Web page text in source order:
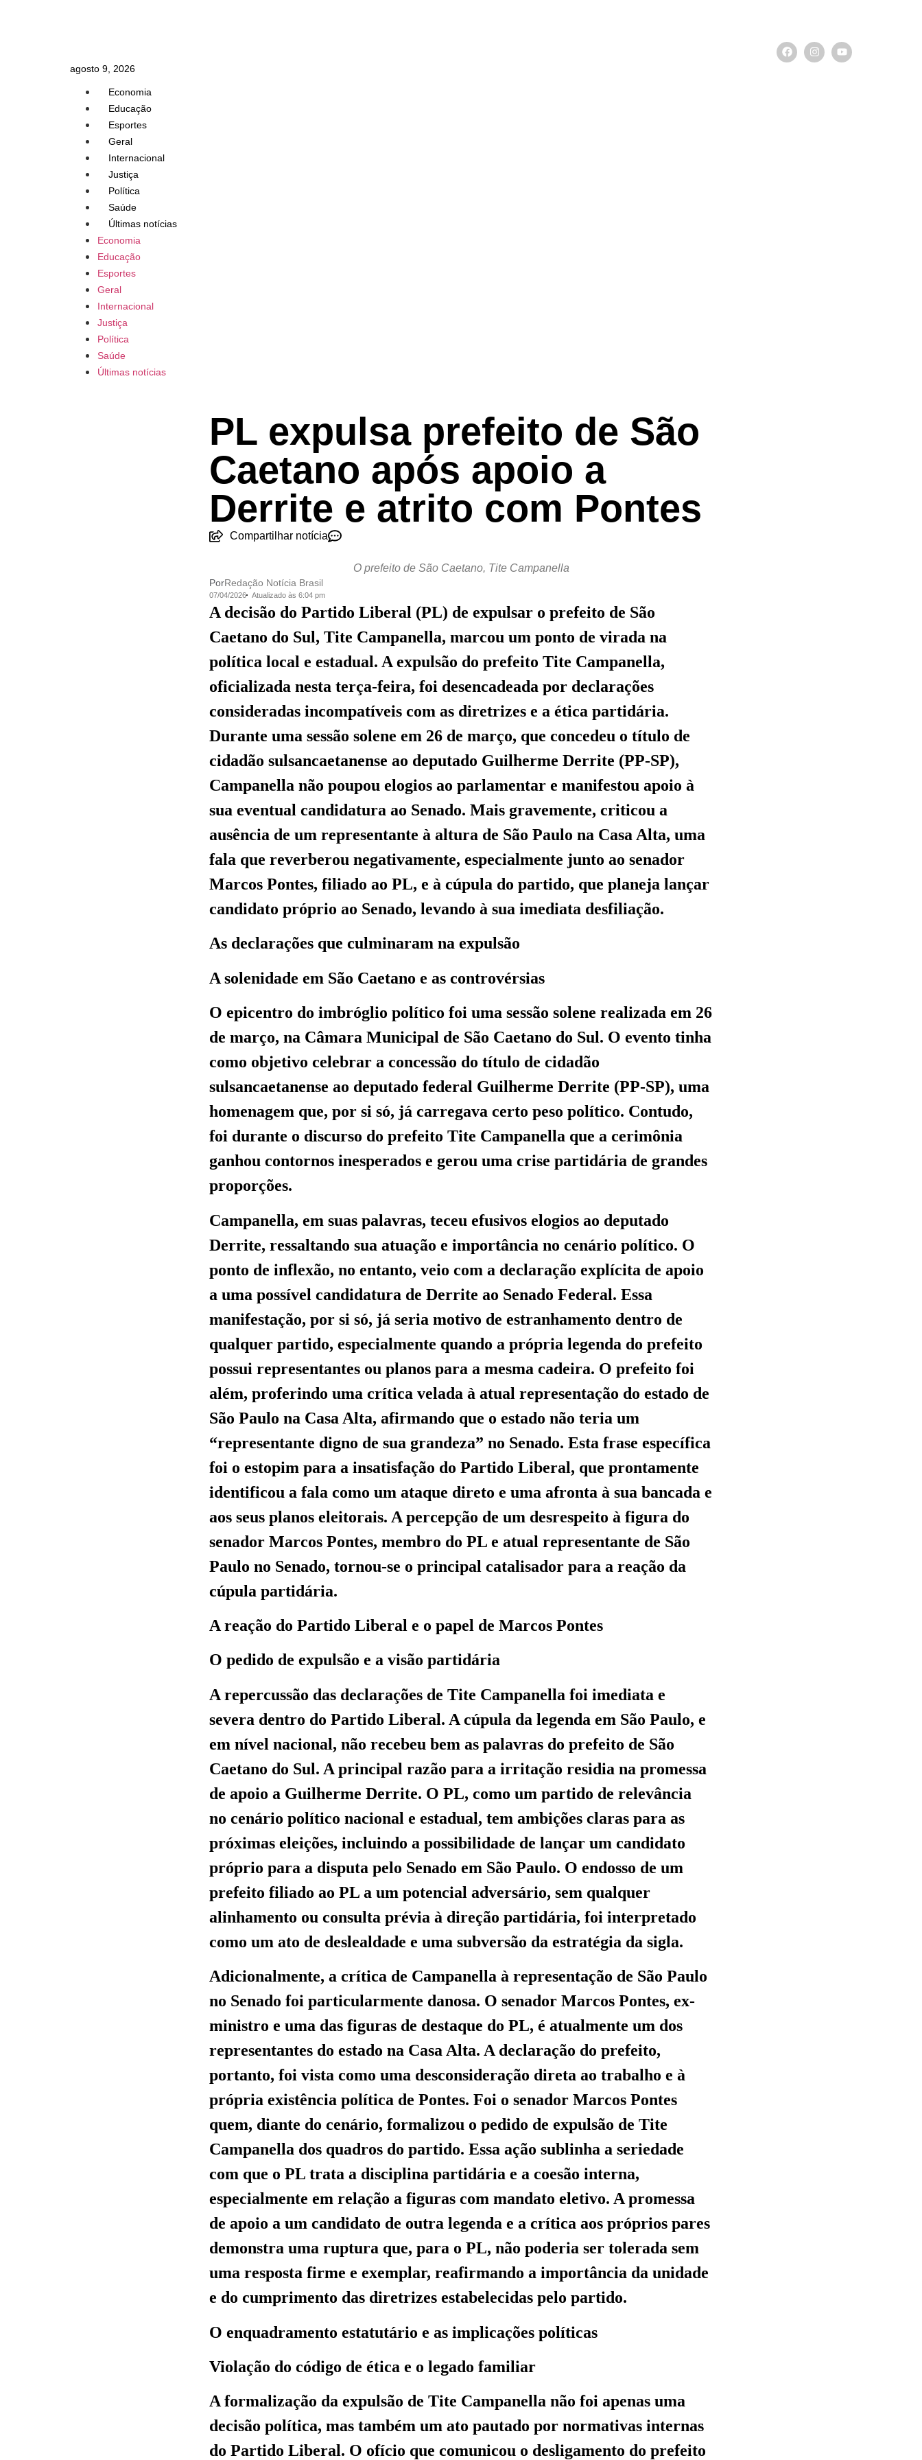
agosto 9, 2026
Economia
Educação
Esportes
Geral
Internacional
Justiça
Política
Saúde
Últimas notícias
Economia
Educação
Esportes
Geral
Internacional
Justiça
Política
Saúde
Últimas notícias
PL expulsa prefeito de São
Caetano após apoio a
Derrite e atrito com Pontes
Compartilhar notícia
O prefeito de São Caetano, Tite Campanella
PorRedação Notícia Brasil
07/04/2026 Atualizado às 6:04 pm
A decisão do Partido Liberal (PL) de expulsar o prefeito de São
Caetano do Sul, Tite Campanella, marcou um ponto de virada na
política local e estadual. A expulsão do prefeito Tite Campanella,
oficializada nesta terça-feira, foi desencadeada por declarações
consideradas incompatíveis com as diretrizes e a ética partidária.
Durante uma sessão solene em 26 de março, que concedeu o título de
cidadão sulsancaetanense ao deputado Guilherme Derrite (PP-SP),
Campanella não poupou elogios ao parlamentar e manifestou apoio à
sua eventual candidatura ao Senado. Mais gravemente, criticou a
ausência de um representante à altura de São Paulo na Casa Alta, uma
fala que reverberou negativamente, especialmente junto ao senador
Marcos Pontes, filiado ao PL, e à cúpula do partido, que planeja lançar
candidato próprio ao Senado, levando à sua imediata desfiliação.
As declarações que culminaram na expulsão
A solenidade em São Caetano e as controvérsias
O epicentro do imbróglio político foi uma sessão solene realizada em 26
de março, na Câmara Municipal de São Caetano do Sul. O evento tinha
como objetivo celebrar a concessão do título de cidadão
sulsancaetanense ao deputado federal Guilherme Derrite (PP-SP), uma
homenagem que, por si só, já carregava certo peso político. Contudo,
foi durante o discurso do prefeito Tite Campanella que a cerimônia
ganhou contornos inesperados e gerou uma crise partidária de grandes
proporções.
Campanella, em suas palavras, teceu efusivos elogios ao deputado
Derrite, ressaltando sua atuação e importância no cenário político. O
ponto de inflexão, no entanto, veio com a declaração explícita de apoio
a uma possível candidatura de Derrite ao Senado Federal. Essa
manifestação, por si só, já seria motivo de estranhamento dentro de
qualquer partido, especialmente quando a própria legenda do prefeito
possui representantes ou planos para a mesma cadeira. O prefeito foi
além, proferindo uma crítica velada à atual representação do estado de
São Paulo na Casa Alta, afirmando que o estado não teria um
“representante digno de sua grandeza” no Senado. Esta frase específica
foi o estopim para a insatisfação do Partido Liberal, que prontamente
identificou a fala como um ataque direto e uma afronta à sua bancada e
aos seus planos eleitorais. A percepção de um desrespeito à figura do
senador Marcos Pontes, membro do PL e atual representante de São
Paulo no Senado, tornou-se o principal catalisador para a reação da
cúpula partidária.
A reação do Partido Liberal e o papel de Marcos Pontes
O pedido de expulsão e a visão partidária
A repercussão das declarações de Tite Campanella foi imediata e
severa dentro do Partido Liberal. A cúpula da legenda em São Paulo, e
em nível nacional, não recebeu bem as palavras do prefeito de São
Caetano do Sul. A principal razão para a irritação residia na promessa
de apoio a Guilherme Derrite. O PL, como um partido de relevância
no cenário político nacional e estadual, tem ambições claras para as
próximas eleições, incluindo a possibilidade de lançar um candidato
próprio para a disputa pelo Senado em São Paulo. O endosso de um
prefeito filiado ao PL a um potencial adversário, sem qualquer
alinhamento ou consulta prévia à direção partidária, foi interpretado
como um ato de deslealdade e uma subversão da estratégia da sigla.
Adicionalmente, a crítica de Campanella à representação de São Paulo
no Senado foi particularmente danosa. O senador Marcos Pontes, ex-
ministro e uma das figuras de destaque do PL, é atualmente um dos
representantes do estado na Casa Alta. A declaração do prefeito,
portanto, foi vista como uma desconsideração direta ao trabalho e à
própria existência política de Pontes. Foi o senador Marcos Pontes
quem, diante do cenário, formalizou o pedido de expulsão de Tite
Campanella dos quadros do partido. Essa ação sublinha a seriedade
com que o PL trata a disciplina partidária e a coesão interna,
especialmente em relação a figuras com mandato eletivo. A promessa
de apoio a um candidato de outra legenda e a crítica aos próprios pares
demonstra uma ruptura que, para o PL, não poderia ser tolerada sem
uma resposta firme e exemplar, reafirmando a importância da unidade
e do cumprimento das diretrizes estabelecidas pelo partido.
O enquadramento estatutário e as implicações políticas
Violação do código de ética e o legado familiar
A formalização da expulsão de Tite Campanella não foi apenas uma
decisão política, mas também um ato pautado por normativas internas
do Partido Liberal. O ofício que comunicou o desligamento do prefeito